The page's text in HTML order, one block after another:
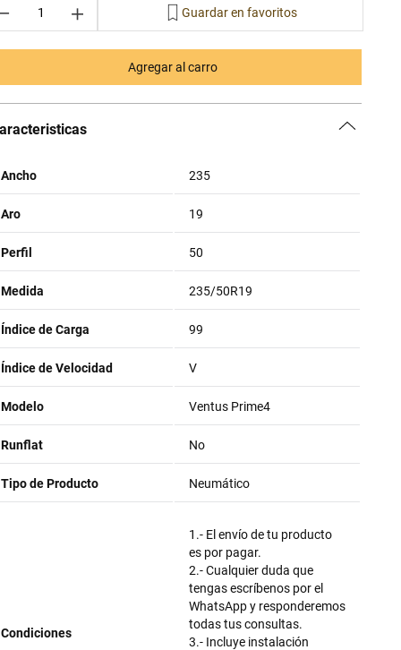
＋
Agregar al carro
Ancho 235
Aro 19
Perfil 50
Medida 235/50R19
Índice de Carga 99
Índice de Velocidad V
Modelo Ventus Prime4
Runflat No
Tipo de Producto Neumático
Condiciones
1.- El envío de tu producto
es por pagar.
2.- Cualquier duda que
tengas escríbenos por el
WhatsApp y responderemos
todas tus consultas.
3.- Incluye instalación